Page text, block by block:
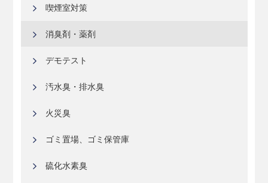
喫煙室対策
消臭剤・薬剤
デモテスト
汚水臭・排水臭
火災臭
ゴミ置場、ゴミ保管庫
硫化水素臭